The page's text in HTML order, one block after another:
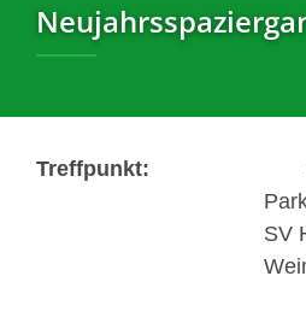
Treffpunkt:
SV